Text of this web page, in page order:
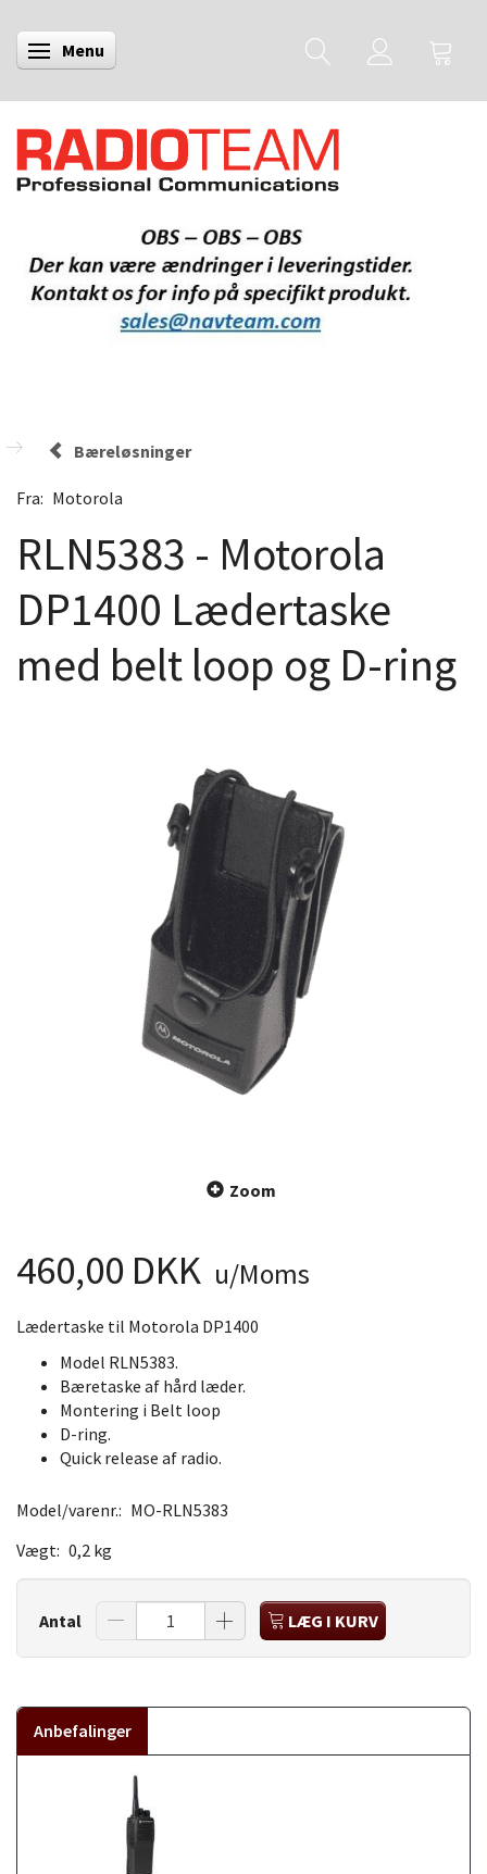
Skifte navigation
Menu
Bæreløsninger
Fra: Motorola
RLN5383 - Motorola
DP1400 Lædertaske
med belt loop og D-ring
Zoom
460,00 DKK u/Moms
Lædertaske til Motorola DP1400
Model RLN5383.
Bæretaske af hård læder.
Montering i Belt loop
D-ring.
Quick release af radio.
Model/varenr.: MO-RLN5383
Vægt: 0,2 kg
Antal LÆG I KURV
Anbefalinger